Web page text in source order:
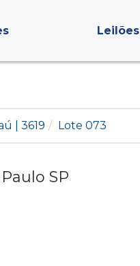
Leilões
| 3619 Lote 073
SP